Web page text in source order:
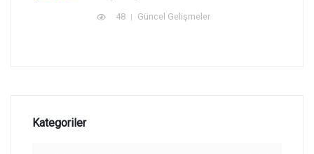
48 Güncel Gelişmeler
Kategoriler